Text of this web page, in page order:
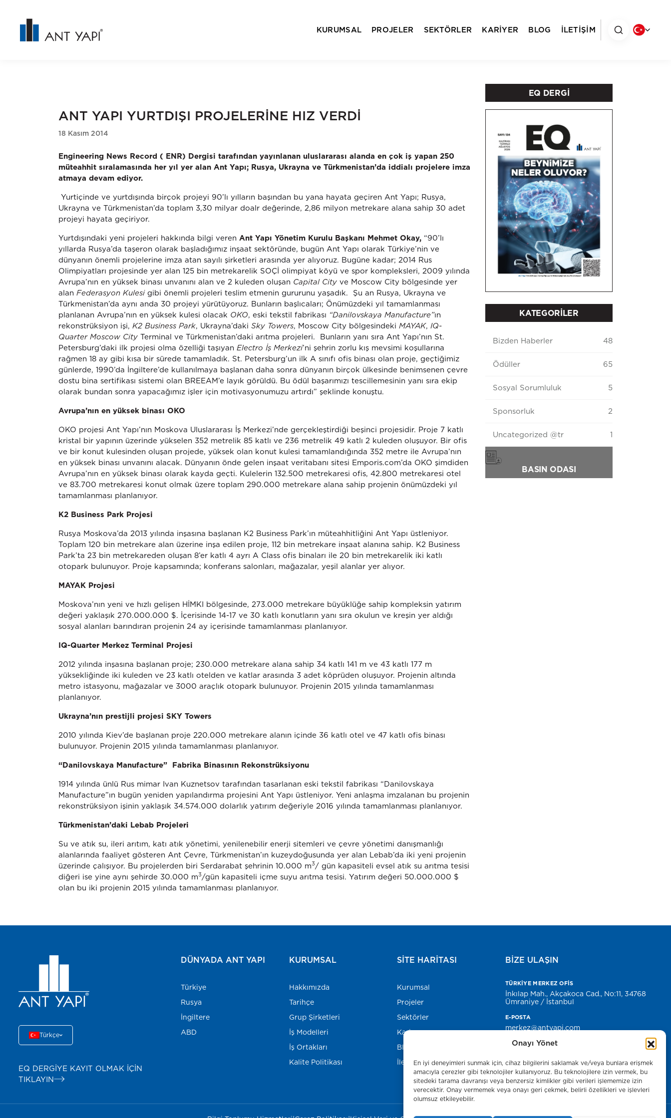
Onayı Yönet
En iyi deneyimleri sunmak için, cihaz bilgilerini saklamak ve/veya bunlara erişmek
amacıyla çerezler gibi teknolojiler kullanıyoruz. Bu teknolojilere izin vermek, bu
sitedeki tarama davranışı veya benzersiz kimlikler gibi verileri işlememize izin
verecektir. Onay vermemek veya onayı geri çekmek, belirli özellikleri ve işlevleri
olumsuz etkileyebilir.
KURUMSAL PROJELER SEKTÖRLER KARİYER BLOG İLETİŞİM
ANT YAPI YURTDIŞI PROJELERİNE HIZ VERDİ
18 Kasım 2014
Engineering News Record ( ENR) Dergisi tarafından yayınlanan uluslararası alanda en çok iş yapan 250
müteahhit sıralamasında her yıl yer alan Ant Yapı; Rusya, Ukrayna ve Türkmenistan’da iddialı projelere imza
atmaya devam ediyor.
Yurtiçinde ve yurtdışında birçok projeyi 90’lı yılların başından bu yana hayata geçiren Ant Yapı; Rusya,
Ukrayna ve Türkmenistan’da toplam 3,30 milyar doalr değerinde, 2,86 milyon metrekare alana sahip 30 adet
projeyi hayata geçiriyor.
Yurtdışındaki yeni projeleri hakkında bilgi veren Ant Yapı Yönetim Kurulu Başkanı Mehmet Okay, “90’lı
yıllarda Rusya’da taşeron olarak başladığımız inşaat sektöründe, bugün Ant Yapı olarak Türkiye’nin ve
dünyanın önemli projelerine imza atan sayılı şirketleri arasında yer alıyoruz. Bugüne kadar; 2014 Rus
Olimpiyatları projesinde yer alan 125 bin metrekarelik SOÇİ olimpiyat köyü ve spor kompleksleri, 2009 yılında
Avrupa’nın en yüksek binası unvanını alan ve 2 kuleden oluşan Capital City ve Moscow City bölgesinde yer
alan Federasyon Kulesigibi önemli projeleri teslim etmenin gururunu yaşadık. Şu an Rusya, Ukrayna ve
Türkmenistan’da aynı anda 30 projeyi yürütüyoruz. Bunların başlıcaları; Önümüzdeki yıl tamamlanması
planlanan Avrupa’nın en yüksek kulesi olacak OKO, eski tekstil fabrikası “Danilovskaya Manufacture”ın
rekonstrüksiyon işi, K2 Business Park, Ukrayna’daki Sky Towers, Moscow City bölgesindeki MAYAK, IQ-
Quarter Moscow City Terminal ve Türkmenistan’daki arıtma projeleri. Bunların yanı sıra Ant Yapı’nın St.
Petersburg’daki ilk projesi olma özelliği taşıyan Electro İş Merkezi’ni şehrin zorlu kış mevsimi koşullarına
rağmen 18 ay gibi kısa bir sürede tamamladık. St. Petersburg’un ilk A sınıfı ofis binası olan proje, geçtiğimiz
günlerde, 1990’da İngiltere’de kullanılmaya başlanan daha sonra dünyanın birçok ülkesinde benimsenen çevre
dostu bina sertifikası sistemi olan BREEAM’e layık görüldü. Bu ödül başarımızı tescillemesinin yanı sıra ekip
olarak bundan sonra yapacağımız işler için motivasyonumuzu artırdı” şeklinde konuştu.
Avrupa’nın en yüksek binası OKO
OKO projesi Ant Yapı’nın Moskova Uluslararası İş Merkezi’nde gerçekleştirdiği beşinci projesidir. Proje 7 katlı
kristal bir yapının üzerinde yükselen 352 metrelik 85 katlı ve 236 metrelik 49 katlı 2 kuleden oluşuyor. Bir ofis
ve bir konut kulesinden oluşan projede, yüksek olan konut kulesi tamamlandığında 352 metre ile Avrupa’nın
en yüksek binası unvanını alacak. Dünyanın önde gelen inşaat veritabanı sitesi Emporis.com’da OKO şimdiden
Avrupa’nın en yüksek binası olarak kayda geçti. Kulelerin 132.500 metrekaresi ofis, 42.800 metrekaresi otel
ve 83.700 metrekaresi konut olmak üzere toplam 290.000 metrekare alana sahip projenin önümüzdeki yıl
tamamlanması planlanıyor.
K2 Business Park Projesi
Rusya Moskova’da 2013 yılında inşasına başlanan K2 Business Park’ın müteahhitliğini Ant Yapı üstleniyor.
Toplam 120 bin metrekare alan üzerine inşa edilen proje, 112 bin metrekare inşaat alanına sahip. K2 Business
Park’ta 23 bin metrekareden oluşan 8’er katlı 4 ayrı A Class ofis binaları ile 20 bin metrekarelik iki katlı
otopark bulunuyor. Proje kapsamında; konferans salonları, mağazalar, yeşil alanlar yer alıyor.
MAYAK Projesi
Moskova’nın yeni ve hızlı gelişen HİMKI bölgesinde, 273.000 metrekare büyüklüğe sahip kompleksin yatırım
değeri yaklaşık 270.000.000 $. İçerisinde 14-17 ve 30 katlı konutların yanı sıra okulun ve kreşin yer aldığı
sosyal alanları barındıran projenin 24 ay içerisinde tamamlanması planlanıyor.
IQ-Quarter Merkez Terminal Projesi
2012 yılında inşasına başlanan proje; 230.000 metrekare alana sahip 34 katlı 141 m ve 43 katlı 177 m
yüksekliğinde iki kuleden ve 23 katlı otelden ve katlar arasında 3 adet köprüden oluşuyor. Projenin altında
metro istasyonu, mağazalar ve 3000 araçlık otopark bulunuyor. Projenin 2015 yılında tamamlanması
planlanıyor.
Ukrayna’nın prestijli projesi SKY Towers
2010 yılında Kiev’de başlanan proje 220.000 metrekare alanın içinde 36 katlı otel ve 47 katlı ofis binası
bulunuyor. Projenin 2015 yılında tamamlanması planlanıyor.
“Danilovskaya Manufacture” Fabrika Binasının Rekonstrüksiyonu
1914 yılında ünlü Rus mimar Ivan Kuznetsov tarafından tasarlanan eski tekstil fabrikası “Danilovskaya
Manufacture”ın bugün yeniden yapılandırma projesini Ant Yapı üstleniyor. Yeni anlaşma imzalanan bu projenin
rekonstrüksiyon işinin yaklaşık 34.574.000 dolarlık yatırım değeriyle 2016 yılında tamamlanması planlanıyor.
Türkmenistan’daki Lebab Projeleri
Su ve atık su, ileri arıtım, katı atık yönetimi, yenilenebilir enerji sitemleri ve çevre yönetimi danışmanlığı
alanlarında faaliyet gösteren Ant Çevre, Türkmenistan’ın kuzeydoğusunda yer alan Lebab’da iki yeni projenin
üzerinde çalışıyor. Bu projelerden biri Serdarabat şehrinin 10.000 m3/ gün kapasiteli evsel atık su arıtma tesisi
diğeri ise yine aynı şehirde 30.000 m3/gün kapasiteli içme suyu arıtma tesisi. Yatırım değeri 50.000.000 $
olan bu iki projenin 2015 yılında tamamlanması planlanıyor.
EQ DERGİ
KATEGORİLER
Bizden Haberler 48
Ödüller 65
Sosyal Sorumluluk 5
Sponsorluk 2
Uncategorized @tr 1
BASIN ODASI
Türkçe
EQ DERGİYE KAYIT OLMAK İÇİN
TIKLAYIN
DÜNYADA ANT YAPI
Türkiye
Rusya
İngiltere
ABD
KURUMSAL
Hakkımızda
Tarihçe
Grup Şirketleri
İş Modelleri
İş Ortakları
Kalite Politikası
SITE HARITASI
Kurumsal
Projeler
Sektörler
Kariyer
Blog
İletişim
BİZE ULAŞIN
TÜRKİYE MERKEZ OFİS
İnkılap Mah., Akçakoca Cad., No:11, 34768
Ümraniye / İstanbul
E-POSTA
merkez@antyapi.com